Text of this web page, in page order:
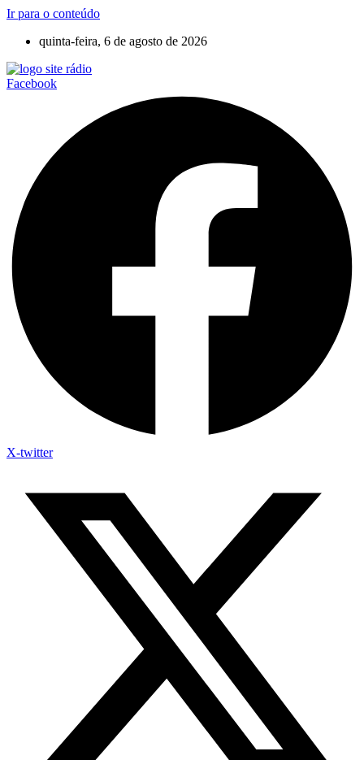
Ir para o conteúdo
quinta-feira, 6 de agosto de 2026
Facebook
X-twitter